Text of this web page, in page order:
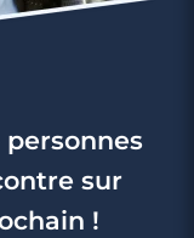
personnes
sur
!